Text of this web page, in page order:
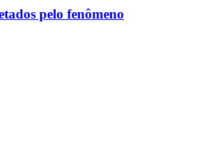
pelo fenômeno